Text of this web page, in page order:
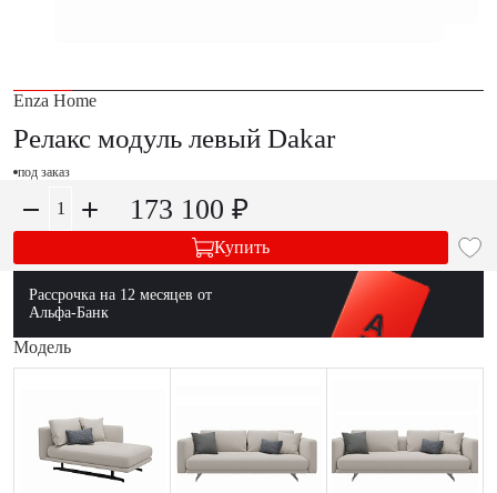
Enza Home
Релакс модуль левый Dakar
под заказ
173 100 ₽
Купить
Рассрочка на 12 месяцев от
Альфа-Банк
Модель